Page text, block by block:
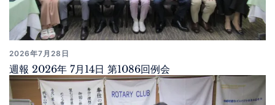
2026年7月28日
週報 2026年 7月14日 第1086回例会